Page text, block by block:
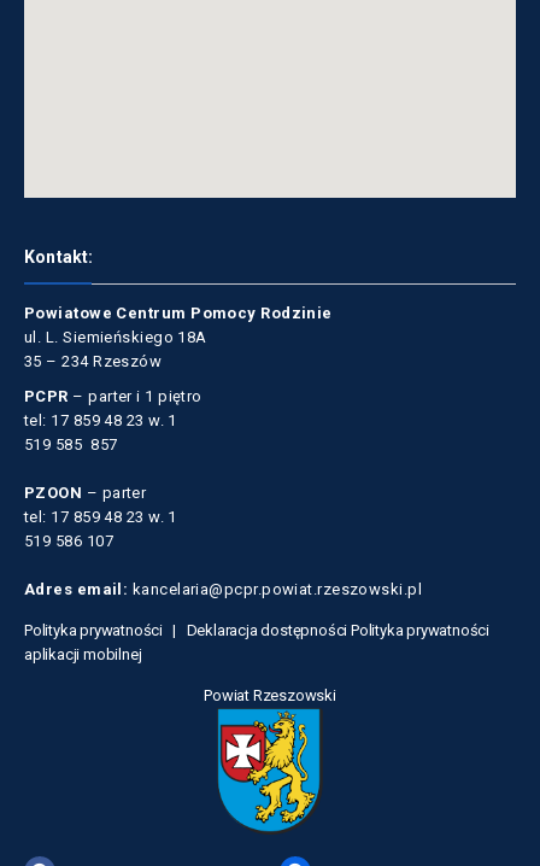
Kontakt:
Powiatowe Centrum Pomocy Rodzinie
ul. L. Siemieńskiego 18A
35 – 234 Rzeszów
PCPR – parter i 1 piętro
tel: 17 859 48 23 w. 1
519 585 857
PZOON – parter
tel: 17 859 48 23 w. 1
519 586 107
Adres email: kancelaria@pcpr.powiat.rzeszowski.pl
Polityka prywatności | Deklaracja dostępności Polityka prywatności
aplikacji mobilnej
Powiat Rzeszowski